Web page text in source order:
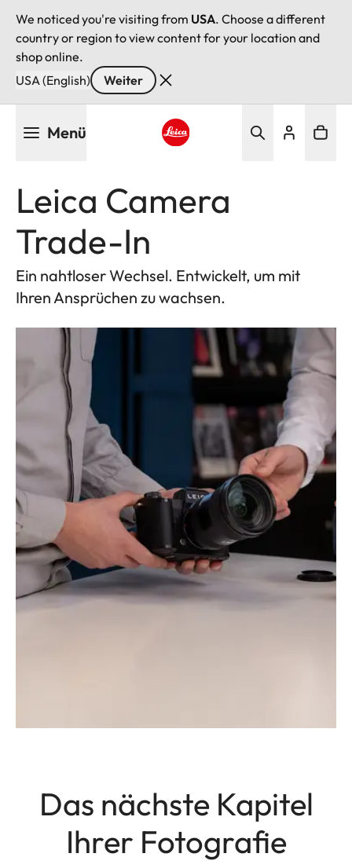
We noticed you're visiting from USA. Choose a different
country or region to view content for your location and
shop online.
USA (English)
Weiter
Menü
Leica Camera
Trade-In
Ein nahtloser Wechsel. Entwickelt, um mit
Ihren Ansprüchen zu wachsen.
Das nächste Kapitel
Ihrer Fotografie